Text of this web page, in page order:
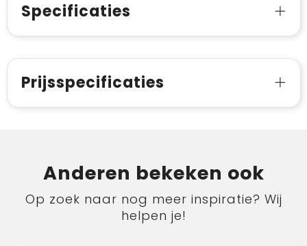
Specificaties
Prijsspecificaties
Anderen bekeken ook
Op zoek naar nog meer inspiratie? Wij
helpen je!